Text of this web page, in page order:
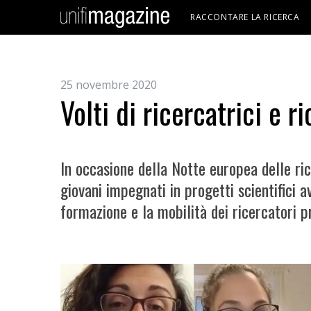
RACCONTARE LA RICERCA
25 novembre 2020
Volti di ricercatrici e
In occasione della Notte europea delle
giovani impegnati in progetti scientifici
formazione e la mobilità dei ricercatori